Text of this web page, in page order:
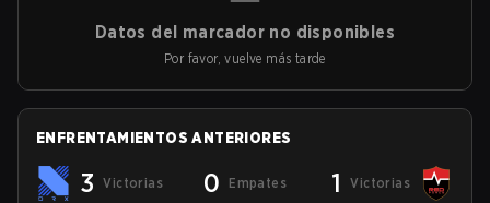
Datos del marcador no disponibles
Por favor, vuelve más tarde
ENFRENTAMIENTOS ANTERIORES
3 Victorias 0 Empates 1 Victorias